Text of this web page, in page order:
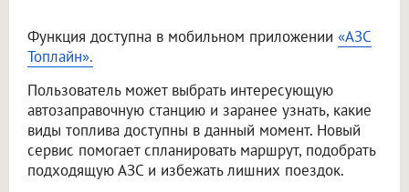
Функция доступна в мобильном приложении «АЗС
Топлайн».
Пользователь может выбрать интересующую
автозаправочную станцию и заранее узнать, какие
виды топлива доступны в данный момент. Новый
сервис помогает спланировать маршрут, подобрать
подходящую АЗС и избежать лишних поездок.